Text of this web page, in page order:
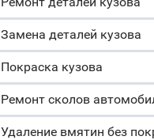
Замена деталей кузова
Покраска кузова
Ремонт сколов
Удаление вмятин без